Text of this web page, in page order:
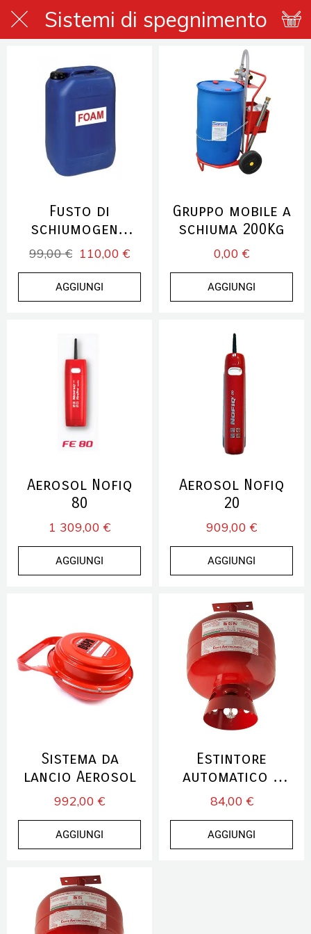
Sistemi di spegnimento
Fusto di
schiumogeno
lt.25 A.F.F.F. 6%
99,00 € 110,00 €
AGGIUNGI
Gruppo mobile a
schiuma 200Kg
0,00 €
AGGIUNGI
Aerosol Nofiq
80
1 309,00 €
AGGIUNGI
Aerosol Nofiq
20
909,00 €
AGGIUNGI
Sistema da
lancio Aerosol
992,00 €
AGGIUNGI
Estintore
automatico a
polvere
84,00 €
AGGIUNGI